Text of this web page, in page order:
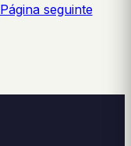
Página seguinte